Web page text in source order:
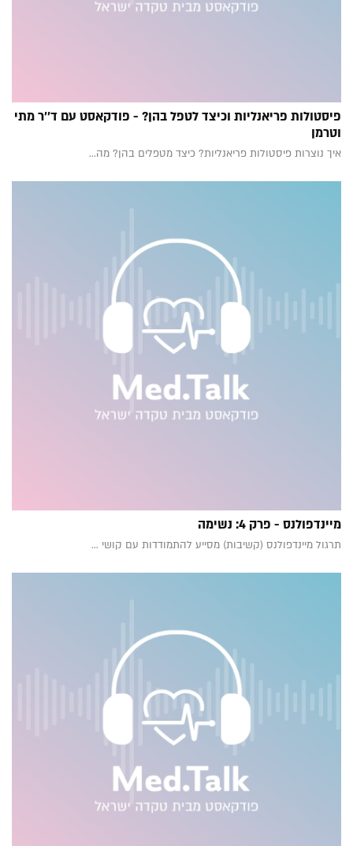
פיסטולות פריאנליות וכיצד לטפל בהן? - פודקאסט עם ד''ר מתי
וטרמן
איך נוצרות פיסטולות פריאנליות? כיצד מטפלים בהן? מה...
מיינדפולנס - פרק 4: נשימה
תרגול מיינדפולנס (קשיבות) מסייע להתמודדות עם קושי ...